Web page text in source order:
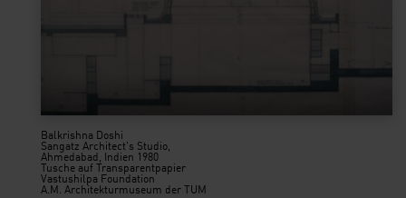
Balkrishna Doshi
Sangatz Architect's Studio,
Ahmedabad, Indien 1980
Tusche auf Transparentpapier
Vastushilpa Foundation
A.M. Architekturmuseum der TUM